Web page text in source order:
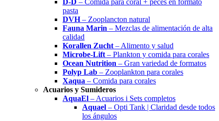
D-D – Comida para coral + peces en formato
pasta
DVH– Zooplancton natural
Fauna Marin – Mezclas de alimentación de alta
calidad
Korallen Zucht – Alimento y salud
Microbe-Lift – Plankton y comida para corales
Ocean Nutrition – Gran variedad de formatos
Polyp Lab – Zooplankton para corales
Xaqua – Comida para corales
Acuarios y Sumideros
AquaEl – Acuarios i Sets completos
Aquael – Opti Tank | Claridad desde todos
los ángulos